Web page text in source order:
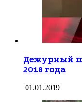
Дежурный
2018 года
01.01.2019